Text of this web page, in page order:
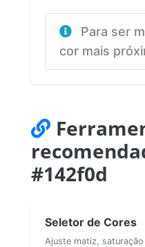
Para ser
cor mais
#142f0d
Seletor de Cores
Ajuste matiz,